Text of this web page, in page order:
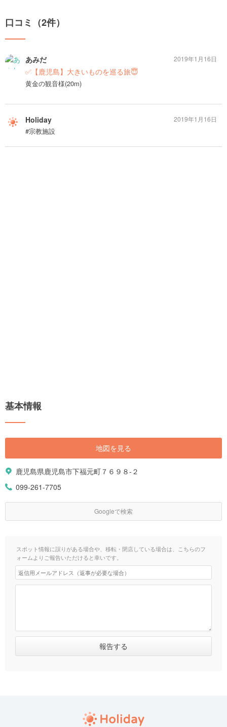
口コミ（2件）
あみだ
✅【鹿児島】大きいものを巡る旅😇
黄金の観音様(20m)
2019年1月16日
Holiday
#宗教施設
2019年1月16日
基本情報
地図を見る
鹿児島県鹿児島市下福元町７６９８-２
099-261-7705
Googleで検索
スポット情報に誤りがある場合や、移転・閉店している場合は、こちらのフ
ォームよりご報告いただけると幸いです。